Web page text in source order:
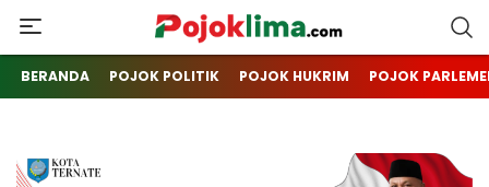
pojoklima.com
Mojokin
BERANDA POJOK POLITIK POJOK HUKRIM POJOK